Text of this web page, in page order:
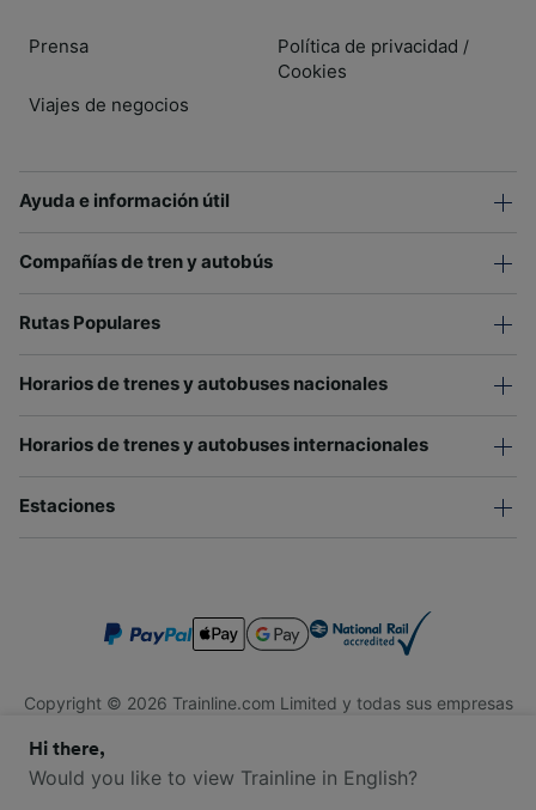
Prensa
Viajes de negocios
Política de privacidad /
Cookies
Ayuda e información útil
Compañías de tren y autobús
Rutas Populares
Horarios de trenes y autobuses nacionales
Horarios de trenes y autobuses internacionales
Estaciones
Copyright © 2026 Trainline.com Limited y todas sus empresas
Trainline.com Limited está registrada en Inglaterra y Gales.
Compañía No. 3846791. Dirección: 1 Stonecutter St, Londres
Hi there,
Would you like to view Trainline in English?